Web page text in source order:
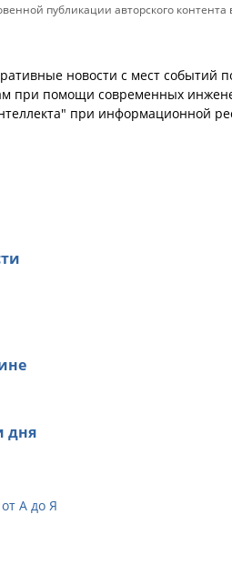
публикации авторского
новости с мест событий
при помощи современных
при информационной
дня
А до Я